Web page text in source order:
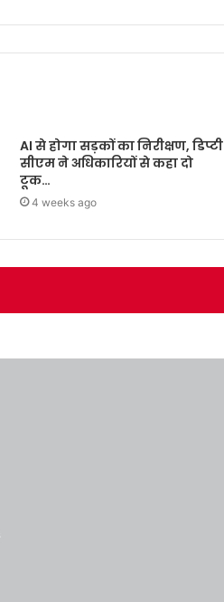
AI से होगा सड़कों का निरीक्षण, डिप्टी
सीएम ने अधिकारियों से कहा दो
टूक…
4 weeks ago